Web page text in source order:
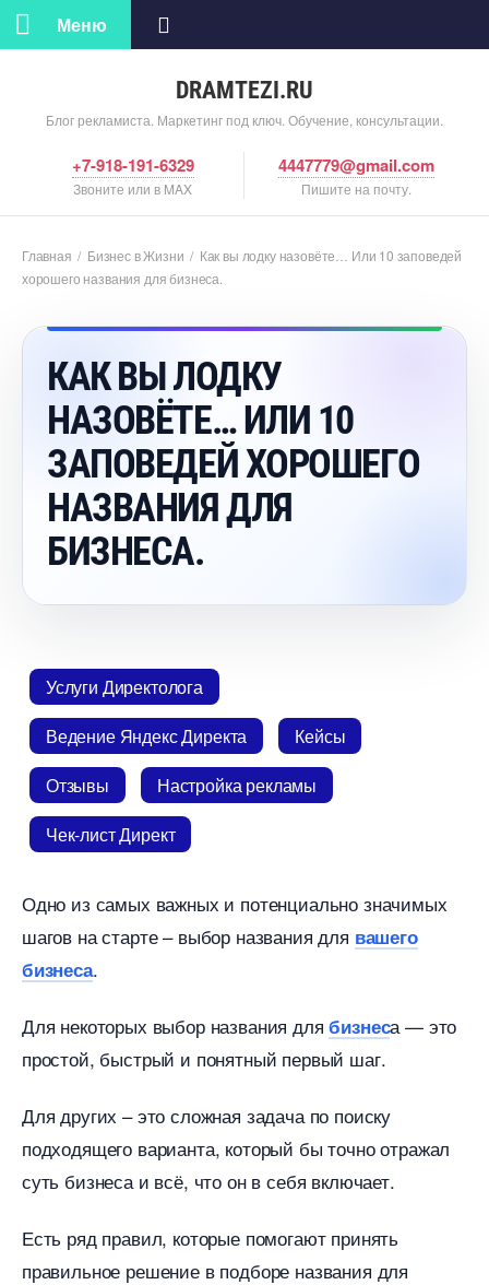
DRAMTEZI.RU
Блог рекламиста. Маркетинг под ключ. Обучение, консультации.
Меню
+7-918-191-6329
Звоните или в MAX
4447779@gmail.com
Пишите на почту.
Главная / Бизнес в Жизни / Как вы лодку назовёте… Или 10 заповедей
хорошего названия для бизнеса.
КАК ВЫ ЛОДКУ
НАЗОВЁТЕ… ИЛИ 10
ЗАПОВЕДЕЙ ХОРОШЕГО
НАЗВАНИЯ ДЛЯ
БИЗНЕСА.
Услуги Директолога
едение Яндекс Директа
Кейсы
Отзывы
Настройка рекламы
Чек-лист Директ
Одно из самых важных и потенциально значимых
шагов на старте – выбор названия для ашего
изнеса.
Для некоторых выбор названия дляизнеса — это
простой, быстрый и понятный первый шаг.
Для других – это сложная задача по поиску
подходящего варианта, который бы точно отражал
суть бизнеса и всё, что он в себя включает.
Есть ряд правил, которые помогают принять
правильное решение в подборе названия для